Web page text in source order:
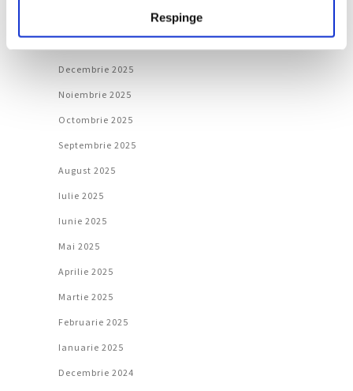
Respinge
Decembrie 2025
Noiembrie 2025
Octombrie 2025
Septembrie 2025
August 2025
Iulie 2025
Iunie 2025
Mai 2025
Aprilie 2025
Martie 2025
Februarie 2025
Ianuarie 2025
Decembrie 2024